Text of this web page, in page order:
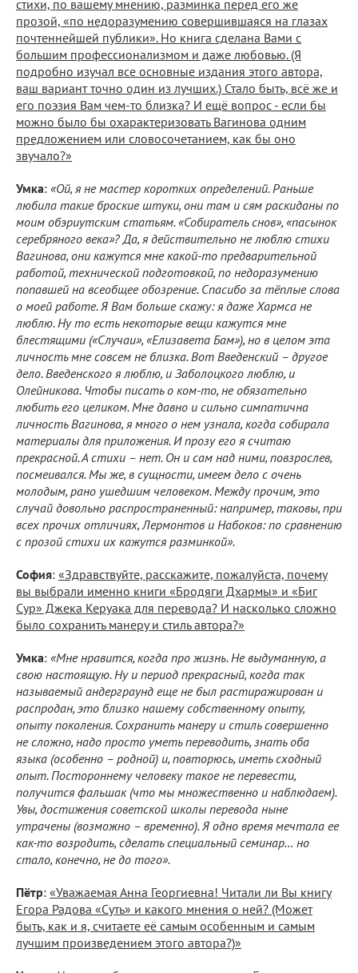
стихи, по вашему мнению, разминка перед его же
прозой, «по недоразумению совершившаяся на глазах
почтеннейшей публики». Но книга сделана Вами с
большим профессионализмом и даже любовью. (Я
подробно изучал все основные издания этого автора,
ваш вариант точно один из лучших.) Стало быть, всё же и
его поэзия Вам чем-то близка? И ещё вопрос - если бы
можно было бы охарактеризовать Вагинова одним
предложением или словосочетанием, как бы оно
звучало?»
Умка: «Ой, я не мастер коротких определений. Раньше
любила такие броские штуки, они там и сям раскиданы по
моим обэриутским статьям. «Собиратель снов», «пасынок
серебряного века»? Да, я действительно не люблю стихи
Вагинова, они кажутся мне какой-то предварительной
работой, технической подготовкой, по недоразумению
попавшей на всеобщее обозрение. Спасибо за тёплые слова
о моей работе. Я Вам больше скажу: я даже Хармса не
люблю. Ну то есть некоторые вещи кажутся мне
блестящими («Случаи», «Елизавета Бам»), но в целом эта
личность мне совсем не близка. Вот Введенский – другое
дело. Введенского я люблю, и Заболоцкого люблю, и
Олейникова. Чтобы писать о ком-то, не обязательно
любить его целиком. Мне давно и сильно симпатична
личность Вагинова, я много о нем узнала, когда собирала
материалы для приложения. И прозу его я считаю
прекрасной. А стихи – нет. Он и сам над ними, повзрослев,
посмеивался. Мы же, в сущности, имеем дело с очень
молодым, рано ушедшим человеком. Между прочим, это
случай довольно распространенный: например, таковы, при
всех прочих отличиях, Лермонтов и Набоков: по сравнению
с прозой стихи их кажутся разминкой».
София: «Здравствуйте, расскажите, пожалуйста, почему
вы выбрали именно книги «Бродяги Дхармы» и «Биг
Сур» Джека Керуака для перевода? И насколько сложно
было сохранить манеру и стиль автора?»
Умка: «Мне нравится, когда про жизнь. Не выдуманную, а
свою настоящую. Ну и период прекрасный, когда так
называемый андерграунд еще не был растиражирован и
распродан, это близко нашему собственному опыту,
опыту поколения. Сохранить манеру и стиль совершенно
не сложно, надо просто уметь переводить, знать оба
языка (особенно – родной) и, повторюсь, иметь сходный
опыт. Постороннему человеку такое не перевести,
получится фальшак (что мы множественно и наблюдаем).
Увы, достижения советской школы перевода ныне
утрачены (возможно – временно). Я одно время мечтала ее
как-то возродить, сделать специальный семинар… но
стало, конечно, не до того».
Пётр: «Уважаемая Анна Георгиевна! Читали ли Вы книгу
Егора Радова «Суть» и какого мнения о ней? (Может
быть, как и я, считаете её самым особенным и самым
лучшим произведением этого автора?)»